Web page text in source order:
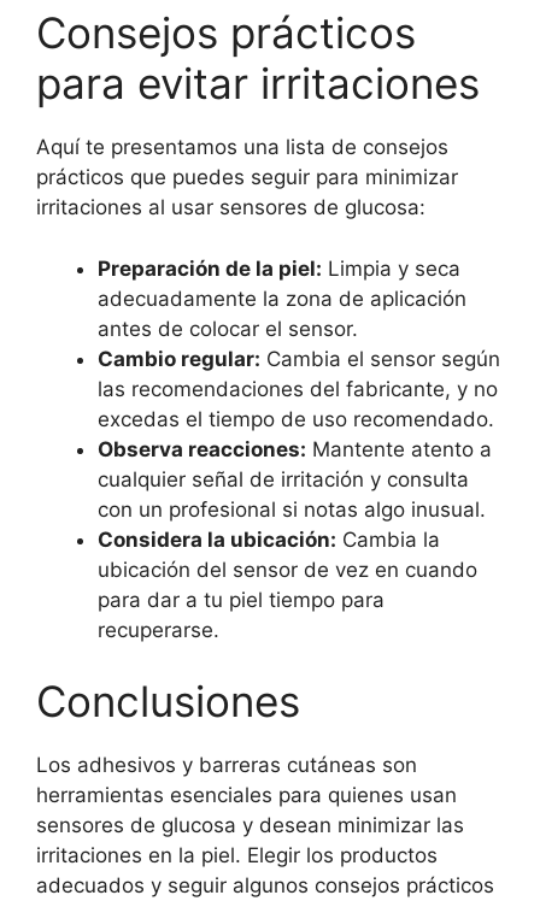
Consejos prácticos
para evitar irritaciones
Aquí te presentamos una lista de consejos
prácticos que puedes seguir para minimizar
irritaciones al usar sensores de glucosa:
Preparación de la piel: Limpia y seca
adecuadamente la zona de aplicación
antes de colocar el sensor.
Cambio regular: Cambia el sensor según
las recomendaciones del fabricante, y no
excedas el tiempo de uso recomendado.
Observa reacciones: Mantente atento a
cualquier señal de irritación y consulta
con un profesional si notas algo inusual.
Considera la ubicación: Cambia la
ubicación del sensor de vez en cuando
para dar a tu piel tiempo para
recuperarse.
Conclusiones
Los adhesivos y barreras cutáneas son
herramientas esenciales para quienes usan
sensores de glucosa y desean minimizar las
irritaciones en la piel. Elegir los productos
adecuados y seguir algunos consejos prácticos